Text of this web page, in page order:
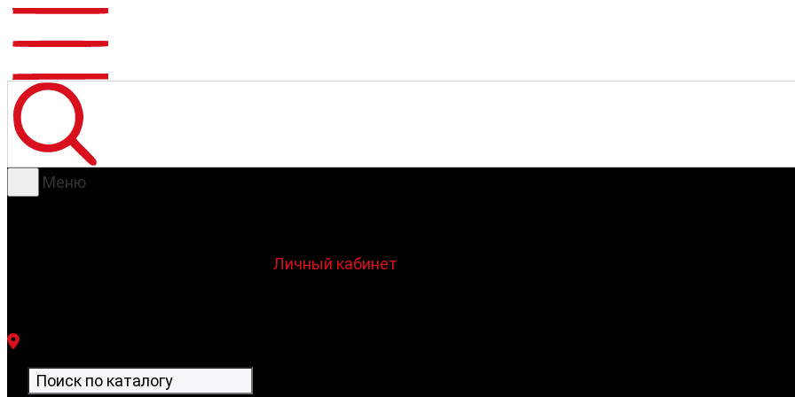
Меню
Личный кабинет